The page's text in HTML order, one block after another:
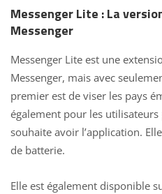
Messenger Lite : La
Messenger
Messenger Lite est une
Messenger, mais avec
premier est de viser les pays
également pour les
souhaite avoir l’application.
de batterie.
Elle est également disponible